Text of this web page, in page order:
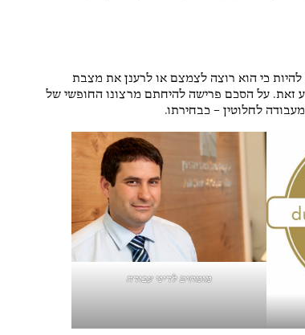
כי הוא רוצה לצמצם או לרענן את מצבת
זאת. על הסכם פרישה להיחתם מרצונו החופשי של
לחלוטין – כבחירתו.
מומחים לדיני עבודה